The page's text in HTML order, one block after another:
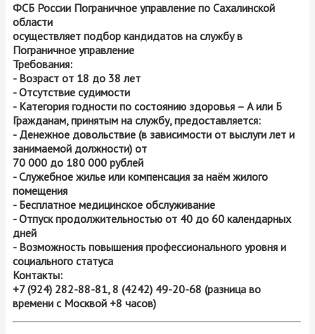
ФСБ России Пограничное управление по Сахалинской
области
осуществляет подбор кандидатов на службу в
Пограничное управление
Требования:
- Возраст от 18 до 38 лет
- Отсутствие судимости
- Категория годности по состоянию здоровья – А или Б
Гражданам, принятым на службу, предоставляется:
- Денежное довольствие (в зависимости от выслуги лет и
занимаемой должности) от
70 000 до 180 000 рублей
- Служебное жилье или компенсация за наём жилого
помещения
- Бесплатное медицинское обслуживание
- Отпуск продолжительностью от 40 до 60 календарных
дней
- Возможность повышения профессионального уровня и
социального статуса
Контакты:
+7 (924) 282-88-81, 8 (4242) 49-20-68 (разница во
времени с Москвой +8 часов)